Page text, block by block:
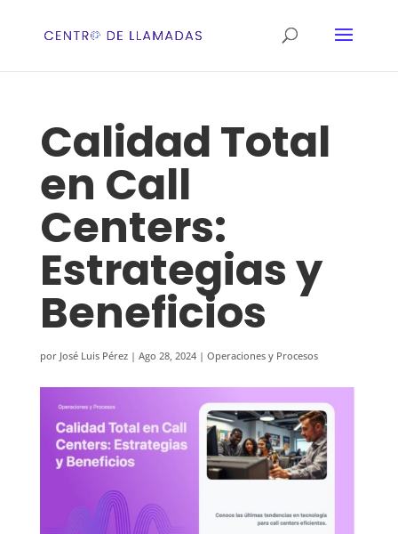
Calidad Total
en Call
Centers:
Estrategias y
Beneficios
por José Luis Pérez| Ago 28, 2024| Operaciones y Procesos